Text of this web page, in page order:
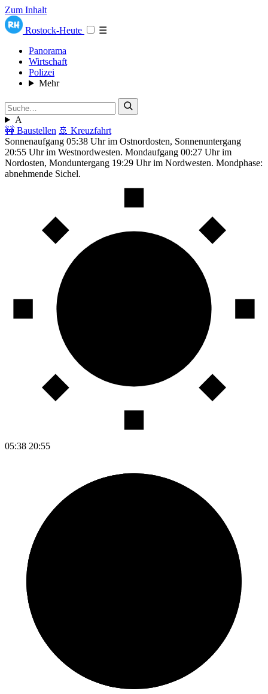
Zum Inhalt
Rostock-Heute
☰
Panorama
Wirtschaft
Polizei
Mehr
A
🚧 Baustellen 🚢 Kreuzfahrt
Sonnenaufgang 05:38 Uhr im Ostnordosten, Sonnenuntergang
20:55 Uhr im Westnordwesten. Mondaufgang 00:27 Uhr im
Nordosten, Monduntergang 19:29 Uhr im Nordwesten. Mondphase:
abnehmende Sichel.
05:38 20:55